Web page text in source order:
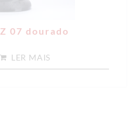
07 dourado
LER MAIS